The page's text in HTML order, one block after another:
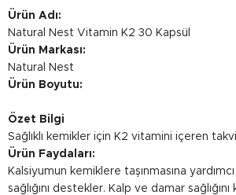
Ürün Adı:
Natural Nest Vitamin K2 30 Kapsül
Ürün Markası:
Natural Nest
Ürün Boyutu:
Özet Bilgi
Sağlıklı kemikler için K2 vitamini içeren
Ürün Faydaları:
Kalsiyumun kemiklere taşınmasına
sağlığını destekler. Kalp ve damar